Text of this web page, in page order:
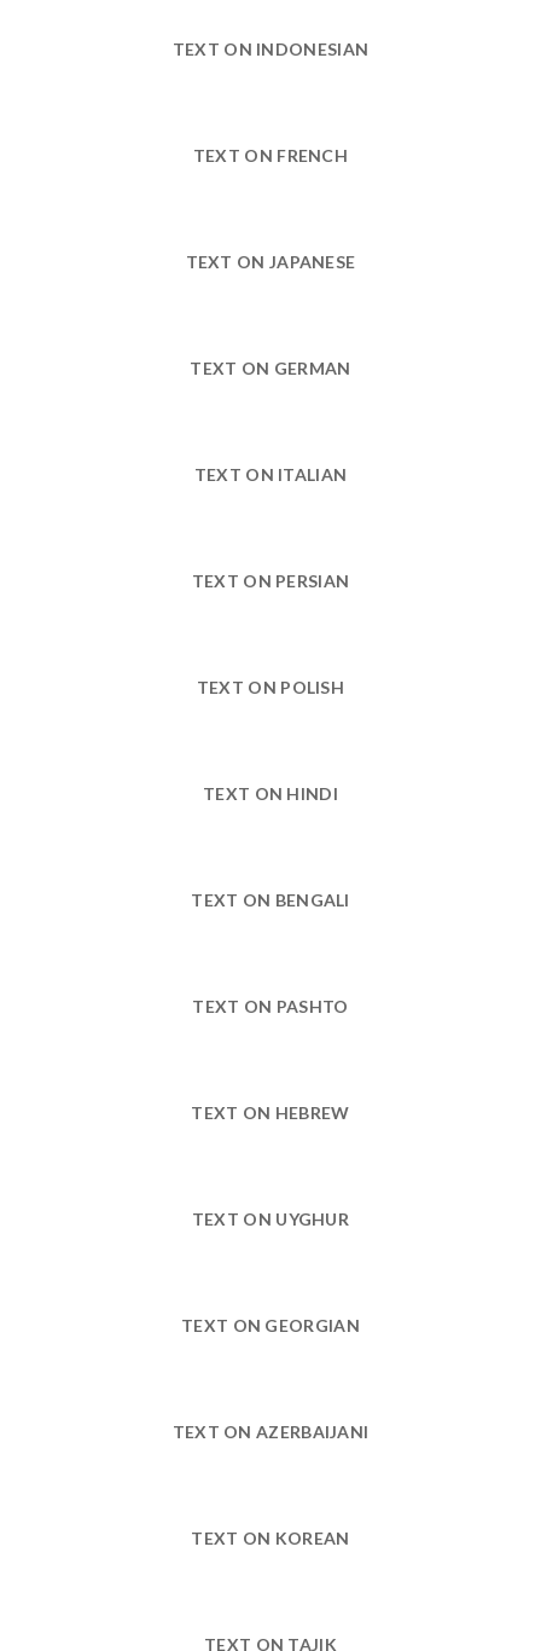
TEXT ON INDONESIAN
TEXT ON FRENCH
TEXT ON JAPANESE
TEXT ON GERMAN
TEXT ON ITALIAN
TEXT ON PERSIAN
TEXT ON POLISH
TEXT ON HINDI
TEXT ON BENGALI
TEXT ON PASHTO
TEXT ON HEBREW
TEXT ON UYGHUR
TEXT ON GEORGIAN
TEXT ON AZERBAIJANI
TEXT ON KOREAN
TEXT ON TAJIK